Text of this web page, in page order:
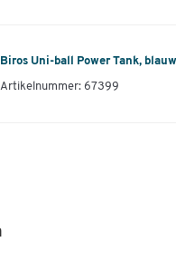
Biros Uni-ball Power Tank,
Artikelnummer: 67399